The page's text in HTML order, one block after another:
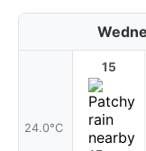
24.0°C
15